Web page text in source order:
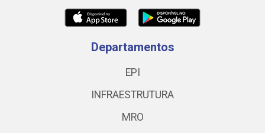
Departamentos
EPI
INFRAESTRUTURA
MRO